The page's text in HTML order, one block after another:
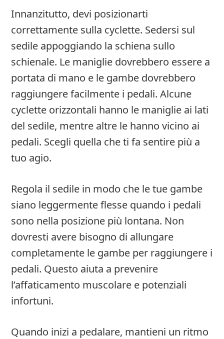
Innanzitutto, devi posizionarti
correttamente sulla cyclette. Sedersi sul
sedile appoggiando la schiena sullo
schienale. Le maniglie dovrebbero essere a
portata di mano e le gambe dovrebbero
raggiungere facilmente i pedali. Alcune
cyclette orizzontali hanno le maniglie ai lati
del sedile, mentre altre le hanno vicino ai
pedali. Scegli quella che ti fa sentire più a
tuo agio.
Regola il sedile in modo che le tue gambe
siano leggermente flesse quando i pedali
sono nella posizione più lontana. Non
dovresti avere bisogno di allungare
completamente le gambe per raggiungere i
pedali. Questo aiuta a prevenire
l’affaticamento muscolare e potenziali
infortuni.
Quando inizi a pedalare, mantieni un ritmo